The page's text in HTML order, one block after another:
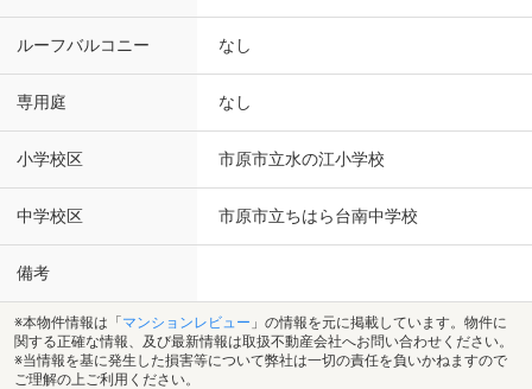
ルーフバルコニー なし
専用庭 なし
小学校区 市原市立水の江小学校
中学校区 市原市立ちはら台南中学校
備考
※本物件情報は「 マンションレビュー 」の情報を元に掲載しています。物件に
関する正確な情報、及び最新情報は取扱不動産会社へお問い合わせください。
※当情報を基に発生した損害等について弊社は一切の責任を負いかねますので
ご理解の上ご利用ください。